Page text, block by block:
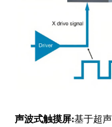
声波式触摸屏:基于超